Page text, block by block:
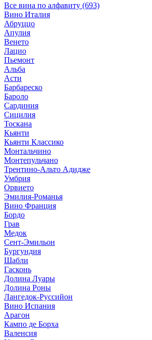
Все вина по алфавиту (693)
Вино Италия
Абруццо
Апулия
Венето
Лацио
Пьемонт
Альба
Асти
Барбареско
Бароло
Сардиния
Сицилия
Тоскана
Кьянти
Кьянти Классико
Монтальчино
Монтепульчано
Трентино-Альто Адидже
Умбрия
Орвието
Эмилия-Романья
Вино Франция
Бордо
Грав
Медок
Сент-Эмильон
Бургундия
Шабли
Гасконь
Долина Луары
Долина Роны
Лангедок-Руссийон
Вино Испания
Арагон
Кампо де Борха
Валенсия